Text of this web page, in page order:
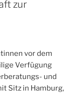
zur
vor dem
Verfügung
und
Sitz in Hamburg,